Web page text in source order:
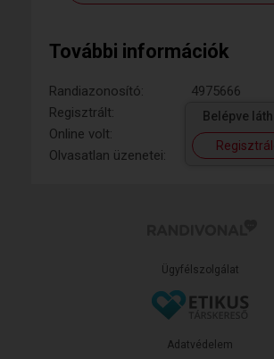
További információk
Randiazonosító:
4975666
Regisztrált:
Online volt:
Olvasatlan üzenetei:
Belépve
Ügyfélszolgálat
Adatvédelem